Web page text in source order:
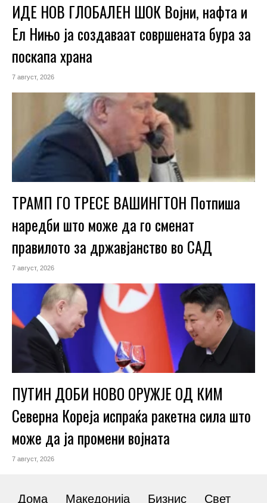
ИДЕ НОВ ГЛОБАЛЕН ШОК Војни, нафта и
Ел Нињо ја создаваат совршената бура за
поскапа храна
7 август, 2026
ТРАМП ГО ТРЕСЕ ВАШИНГТОН Потпиша
наредби што може да го сменат
правилото за државјанство во САД
7 август, 2026
ПУТИН ДОБИ НОВО ОРУЖЈЕ ОД КИМ
Северна Кореја испраќа ракетна сила што
може да ја промени војната
7 август, 2026
Дома Македонија Бизнис Свет